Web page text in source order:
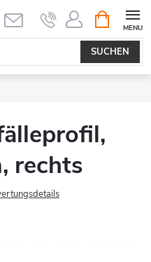
SUCHEN
rechts